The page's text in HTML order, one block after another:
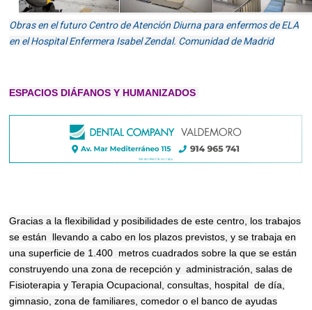
Obras en el futuro Centro de Atención Diurna para enfermos de ELA
en el Hospital Enfermera Isabel Zendal. Comunidad de Madrid
ESPACIOS DIÁFANOS Y HUMANIZADOS
Gracias a la flexibilidad y posibilidades de este centro, los trabajos
se están
llevando a cabo en los plazos previstos, y se trabaja en
una superficie de 1.400 metros cuadrados sobre la que se están
construyendo una zona de recepción y administración, salas de
Fisioterapia y Terapia Ocupacional, consultas, hospital de día,
gimnasio, zona de familiares, comedor o el banco de ayudas